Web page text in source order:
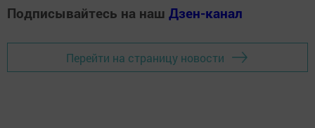
Подписывайтесь на наш Дзен-канал
Перейти на страницу новости